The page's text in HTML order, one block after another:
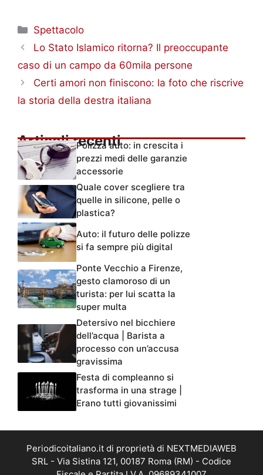
Categorie
Spettacolo
Lo Stato Islamico ritorna? Il preoccupante
caso di un campo da 60mila persone
Certi amori non finiscono: la foto che riscrive
la storia della destra italiana
Articoli recentiPolizza auto: in crescita i
prezzi medi delle garanzie
accessorie
Quale cover scegliere tra
quelle in silicone, pelle o
plastica?
Auto: il futuro delle polizze
si fa sempre più digital
Ponte Vecchio a Firenze,
gesto clamoroso di un
turista: per lui scatta la
super multa
Detersivo nel bicchiere
dell’acqua | Barista a
processo con un’accusa
gravissima
Festa di compleanno si
trasforma in una strage |
Erano tutti giovanissimi
Periodicoitaliano.it di proprietà di NEXTMEDIAWEB
SRL - Via Sistina 121, 00187 Roma (RM) - Codice